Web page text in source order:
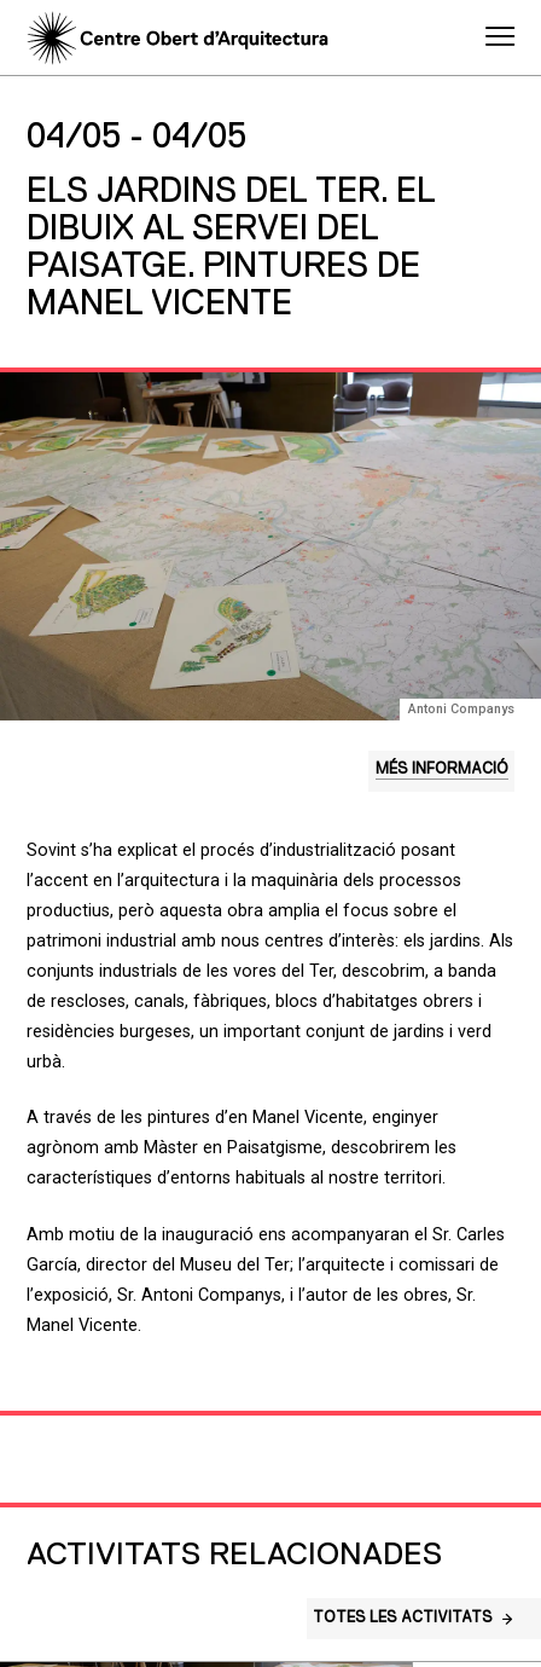
04/05 - 04/05
ELS JARDINS DEL TER. EL
DIBUIX AL SERVEI DEL
PAISATGE. PINTURES DE
MANEL VICENTE
Antoni Companys
MÉS INFORMACIÓ
Sovint s’ha explicat el procés d’industrialització posant
l’accent en l’arquitectura i la maquinària dels processos
productius, però aquesta obra amplia el focus sobre el
patrimoni industrial amb nous centres d’interès: els jardins. Als
conjunts industrials de les vores del Ter, descobrim, a banda
de rescloses, canals, fàbriques, blocs d’habitatges obrers i
residències burgeses, un important conjunt de jardins i verd
urbà.
A través de les pintures d’en Manel Vicente, enginyer
agrònom amb Màster en Paisatgisme, descobrirem les
característiques d’entorns habituals al nostre territori.
Amb motiu de la inauguració ens acompanyaran el Sr. Carles
García, director del Museu del Ter; l’arquitecte i comissari de
l’exposició, Sr. Antoni Companys, i l’autor de les obres, Sr.
Manel Vicente.
ACTIVITATS RELACIONADES
TOTES LES ACTIVITATS